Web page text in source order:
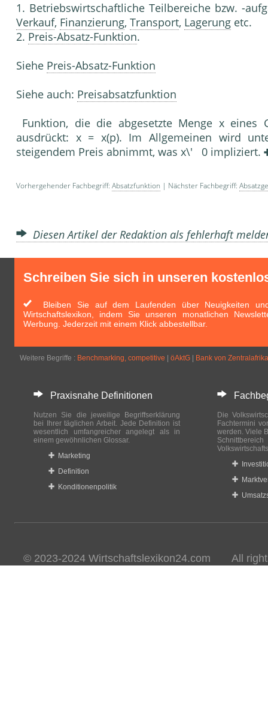
1. Betriebswirtschaftliche Teilbereiche bzw. -
Verkauf, Finanzierung, Transport, Lagerung etc.
2. Preis-Absatz-Funktion.
Siehe Preis-Absatz-Funktion
Siehe auch: Preisabsatzfunktion
Funktion, die die abgesetzte Menge x
ausdrückt: x = x(p). Im Allgemeinen wird
steigendem Preis abnimmt, was x\' 0 impliziert.
Vorhergehender Fachbegriff: Absatzfunktion | Nächster Fachbegriff:
Diesen Artikel der Redaktion als fehlerhaft
Schreiben Sie sich in unseren
Bleiben Sie auf dem Laufenden über Neuigkeiten
Wirtschaftslexikon, indem Sie unseren monatlichen
Werbung. Jederzeit mit einem Klick abbestellbar.
Weitere Begriffe : Benchmarking, competitive öAktG Bank von Zentralafrika
Praxisnahe Definitionen
Nutzen Sie die jeweilige Begriffserklärung
bei Ihrer täglichen Arbeit. Jede Definition ist
wesentlich umfangreicher angelegt als in
einem gewöhnlichen Glossar.
Marketing
Definition
Konditionenpolitik
Die
Fachtermini
werden. Viele
© 2023-2024 Wirtschaftslexikon24.com All